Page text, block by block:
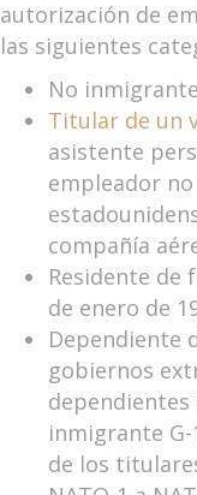
autorización de
las siguientes
No
Titular de un
asistente
empleador
compañía
Residente de
de enero de
Dependiente
gobiernos
inmigrante G-
de los